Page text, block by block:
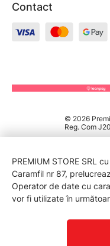
Contact
© 2026
Reg. Com
PREMIUM STORE SRL
Caramfil nr 87,
Operator de date cu
vor fi utilizate în